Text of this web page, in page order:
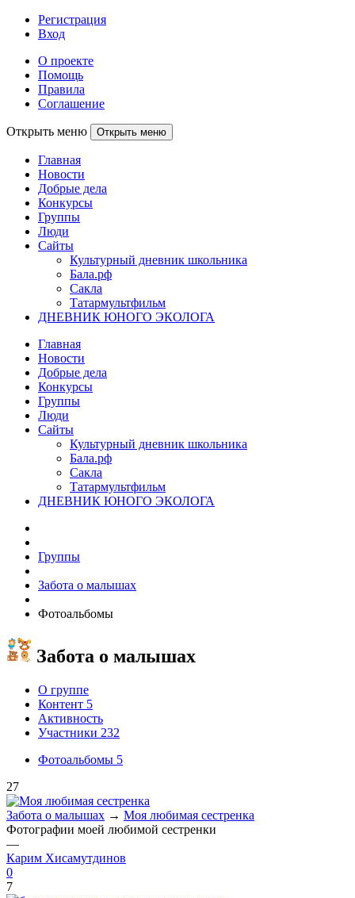
Регистрация
Вход
О проекте
Помощь
Правила
Соглашение
Открыть меню Открыть меню
Главная
Новости
Добрые дела
Конкурсы
Группы
Люди
Сайты
Культурный дневник школьника
Бала.рф
Сакла
Татармультфильм
ДНЕВНИК ЮНОГО ЭКОЛОГА
Главная
Новости
Добрые дела
Конкурсы
Группы
Люди
Сайты
Культурный дневник школьника
Бала.рф
Сакла
Татармультфильм
ДНЕВНИК ЮНОГО ЭКОЛОГА
Группы
Забота о малышах
Фотоальбомы
Забота о малышах
О группе
Контент 5
Активность
Участники 232
Фотоальбомы 5
27
Забота о малышах → Моя любимая сестренка
Фотографии моей любимой сестренки
—
Карим Хисамутдинов
0
7